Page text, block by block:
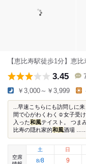
【恵比寿駅徒歩1分】恵
3.45
￥3,000～￥3,999
...早速こちらにも訪問しに
間で心がわくわく☺️女子受
入った和風テイスト。 つま
比寿の隠れ家的和風酒場
空席
土
8/8
日
9